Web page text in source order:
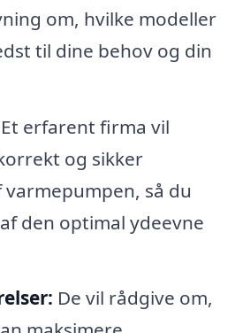
om, hvilke modeller
til dine behov og din
Et erfarent firma vil
og sikker
så du
den optimal ydeevne
De vil rådgive om,